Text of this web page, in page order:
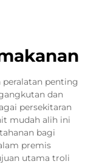
penting
dan
persekitaran
mudah alih ini
bagi
premis
utama troli